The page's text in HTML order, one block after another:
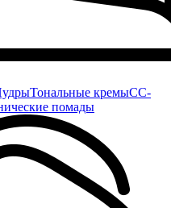
Тональные кремыCC-
помады